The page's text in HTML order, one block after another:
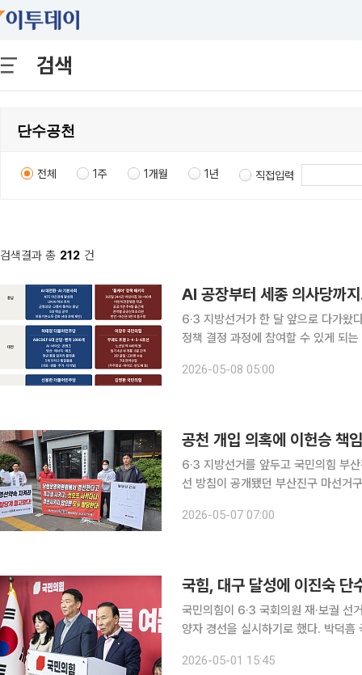
검색
전체 1주 1개월 1년 직접입력
검색결과 총 212 건
6·3 지방선거가 한 달 앞으로 다가왔
정책 결정 과정에 참여할 수 있게 되
년의 청구서다. 반도체, 바이오, 행정
2026-05-08 05:00
공천 개입 의혹에 이헌승 책
6·3 지방선거를 앞두고 국민의힘 부
선 방침이 공개됐던 부산진구 마선거
예비후보인 김동효 후보가 있다. 김
2026-05-07 07:00
국힘, 대구 달성에 이진숙 단
국민의힘이 6·3 국회의원 재·보궐 선
양자 경선을 실시하기로 했다. 박덕흠
지역으로, 박민식 전 국가보훈부 장관
2026-05-01 15:45